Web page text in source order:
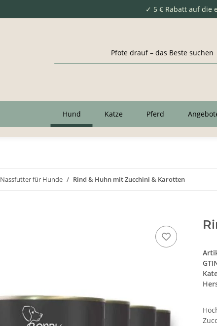
✓ 5 € Rabatt auf die
Hund Katze Pferd
Nassfutter für Hunde Rind & Huhn mit Zucchini & Karotten